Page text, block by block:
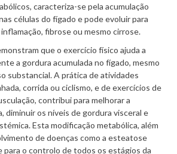
caracteriza-se pela acumulação
células do fígado e pode evoluir para
fibrose ou mesmo cirrose.
que o exercício físico ajuda a
a gordura acumulada no fígado, mesmo
substancial. A prática de atividades
corrida ou ciclismo, e de exercícios de
contribui para melhorar a
diminuir os níveis de gordura visceral e
Esta modificação metabólica, além
de doenças como a esteatose
o controlo de todos os estágios da